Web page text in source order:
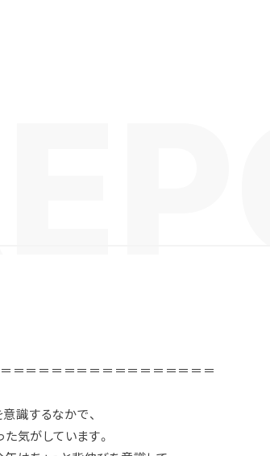
＝＝＝＝＝＝＝＝＝＝＝＝＝＝＝＝
識するなかで、
た気がしています。